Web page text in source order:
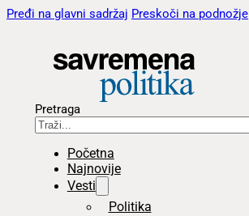
Pređi na glavni sadržaj Preskoči na podnožje
Pretraga
Početna
Najnovije
Vesti
Politika